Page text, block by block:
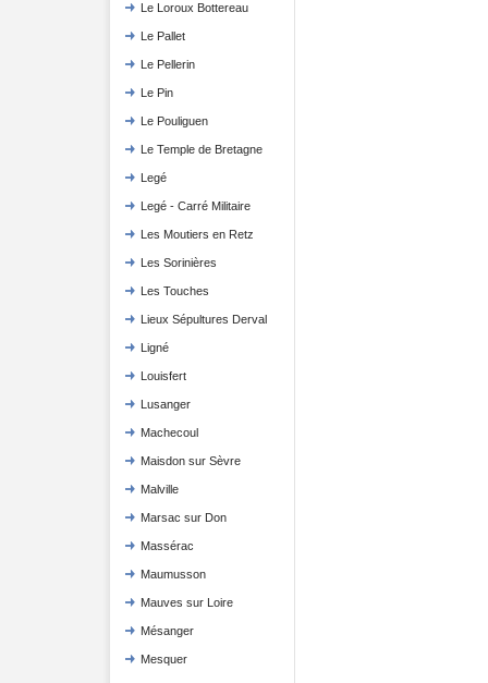
Le Loroux Bottereau
Le Pallet
Le Pellerin
Le Pin
Le Pouliguen
Le Temple de Bretagne
Legé
Legé - Carré Militaire
Les Moutiers en Retz
Les Sorinières
Les Touches
Lieux Sépultures Derval
Ligné
Louisfert
Lusanger
Machecoul
Maisdon sur Sèvre
Malville
Marsac sur Don
Massérac
Maumusson
Mauves sur Loire
Mésanger
Mesquer